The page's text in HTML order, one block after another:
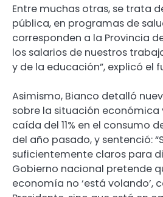
Entre muchas otras, se trata
pública, en programas de
corresponden a la Provincia
los salarios de nuestros
y de la educación”, explicó el
Asimismo, Bianco detalló
sobre la situación económica
caída del 11% en el consumo
del año pasado, y sentenció:
suficientemente claros para
Gobierno nacional pretende
economía no ‘está volando’,